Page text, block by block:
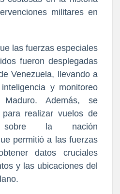
militares en
las fuerzas especiales
fueron desplegadas
Venezuela, llevando a
y monitoreo
Además, se
realizar vuelos de
sobre la nación
permitió a las fuerzas
datos cruciales
y las ubicaciones del